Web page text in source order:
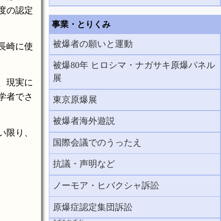
の認定
崎に使
現実に
者でさ
り、
事業・とりくみ
被爆者の願いと運動
被爆80年 ヒロシマ・ナガサキ原爆パネル
展
東京原爆展
被爆者海外遊説
国際会議でのうったえ
抗議・声明など
ノーモア・ヒバクシャ訴訟
原爆症認定集団訴訟